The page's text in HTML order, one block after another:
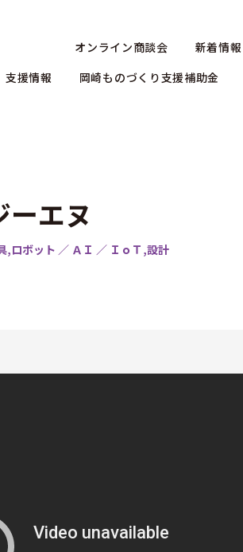
オンライン商談会
新着情報
支援情報
岡崎ものづくり支援補助金
エヌ
,ロボット ／ ＡＩ ／ ＩｏＴ,設計